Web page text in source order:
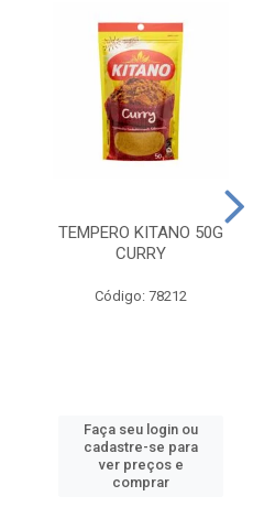
TEMPERO KITANO 50G
CURRY
Código: 78212
Faça seu login ou
cadastre-se para
ver preços e
comprar